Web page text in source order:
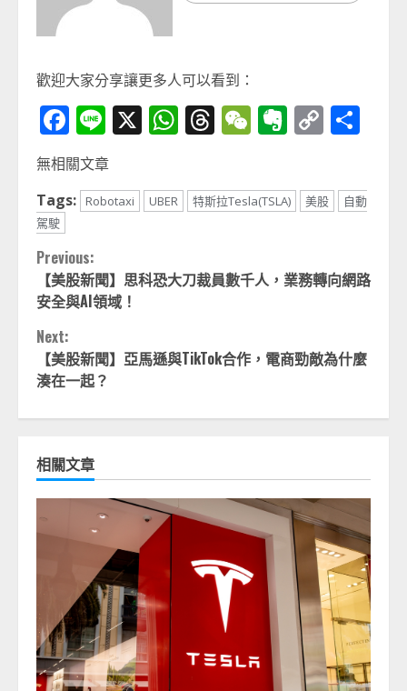
歡迎大家分享讓更多人可以看到：
Facebook
Line
X WhatsApp
Threads
WeChat
Evernote
Copy
無相關文章
Tags:
Robotaxi UBER 特斯拉Tesla(TSLA) 美股
自動
駕駛
Continue
Reading
Previous:
【美股新聞】思科恐大刀裁員數千人，業務轉向網路
安全與AI領域！
Next:
【美股新聞】亞馬遜與TikTok合作，電商勁敵為什麼
湊在一起？
相關文章